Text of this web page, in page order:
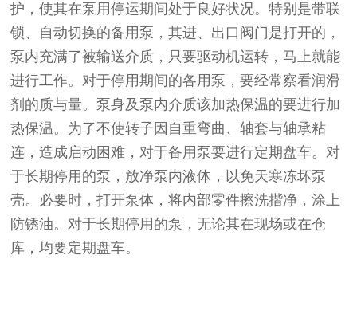
护，使其在泵用停运期间处于良好状况。特别是带联
锁、自动切换的备用泵，其进、出口阀门是打开的，
泵内充满了被输送介质，只要驱动机运转，马上就能
进行工作。对于停用期间的各用泵，要经常察看润滑
剂的质与量。泵身及泵内介质该加热保温的要进行加
热保温。为了不使转子因自重弯曲、轴套与轴承粘
连，造成启动困难，对于备用泵要进行定期盘车。对
于长期停用的泵，放净泵内液体，以免天寒冻坏泵
壳。必要时，打开泵体，将内部零件擦洗揩净，涂上
防锈油。对于长期停用的泵，无论其在现场或在仓
库，均要定期盘车。